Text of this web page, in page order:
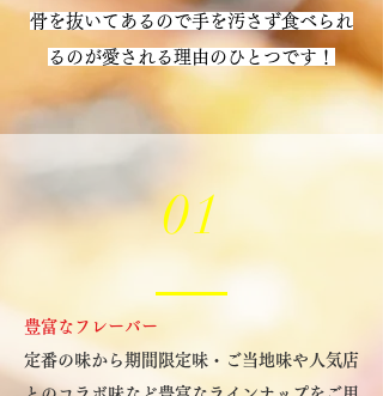
手羽を丁寧に丁寧に下処理を施し、焼く
でも揚げるでもなく特殊な調理器具を使
い高温で一気に蒸し上げることで従来の
手羽先の常識を変える美味さと食べやす
骨を抜いてあるので手を汚さず食べられ
るのが愛される理由のひとつです！
01
豊富なフレーバー
定番の味から期間限定味・ご当地味や人気店